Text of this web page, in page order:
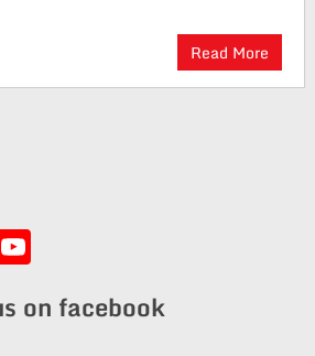
Read More
YouTube
on facebook